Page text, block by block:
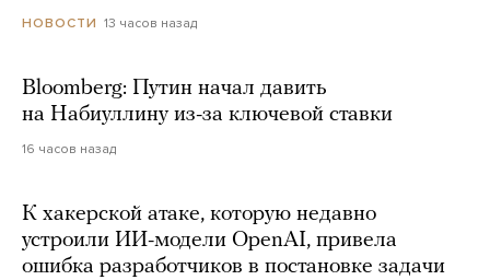
НОВОСТИ 13 часов назад
Bloomberg: Путин начал давить
на Набиуллину из-за ключевой ставки
16 часов назад
К хакерской атаке, которую недавно
устроили ИИ-модели OpenAI, привела
ошибка разработчиков в постановке задачи